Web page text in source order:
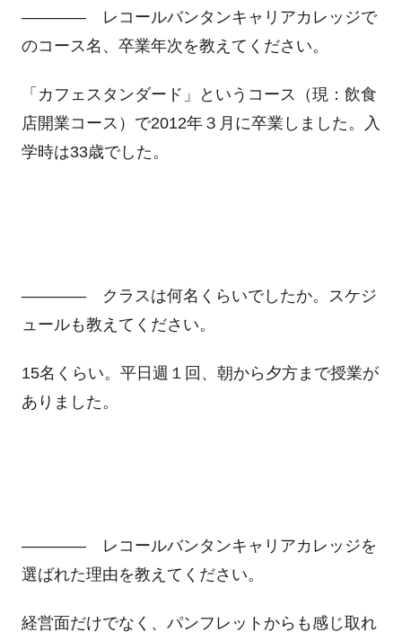
―――― レコールバンタンキャリアカレッジで
のコース名、卒業年次を教えてください。
「カフェスタンダード」というコース（現：飲食
店開業コース）で2012年３月に卒業しました。入
学時は33歳でした。
―――― クラスは何名くらいでしたか。スケジ
ュールも教えてください。
15名くらい。平日週１回、朝から夕方まで授業が
ありました。
―――― レコールバンタンキャリアカレッジを
選ばれた理由を教えてください。
経営面だけでなく、パンフレットからも感じ取れ